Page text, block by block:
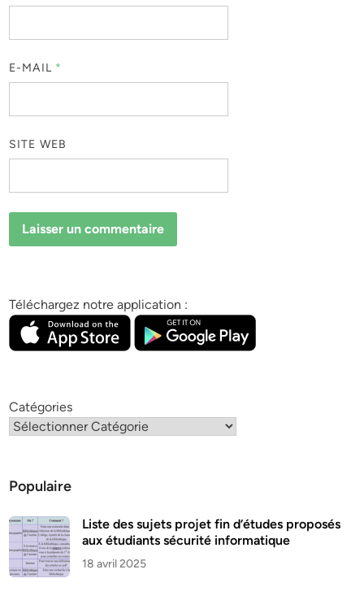
E-MAIL *
SITE WEB
Téléchargez notre application :
Catégories
Populaire
Liste des sujets projet fin d’études proposés
aux étudiants sécurité informatique
18 avril 2025